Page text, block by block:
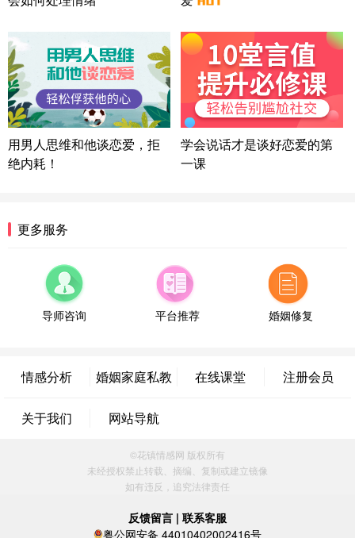
广东-广州 188****5632
湖北-武汉 135****7410
41分钟前
微信用户 困困魚? 通过此页面咨询，已获得专属情感
方案
陕西-西安 139****6283
3分钟前
情感方案
浙江-宁波 150****8921
福建-厦门 159****4462
53分钟前
微信用户 凌乱小羊 通过此页面咨询，已获得专属情
辽宁-大连 176****2843
39分钟前
属情感方案
微信用户 墨笙 通过此页面咨询，已获得专属情感方
案
江苏-苏州 188****5187
微信用户 谢思明 通过此页面咨询，已获得专属情感
方案
用男人思维和他谈恋爱，拒
绝内耗！
学会说话才是谈好恋爱的第
一课
更多服务
导师咨询 平台推荐 婚姻修复
情感分析 婚姻家庭私教 在线课堂 注册会员
关于我们 网站导航
©花镇情感网 版权所有
未经授权禁止转载、摘编、复制或建立镜像
如有违反，追究法律责任
反馈留言 | 联系客服
粤公网安备 44010402002416号